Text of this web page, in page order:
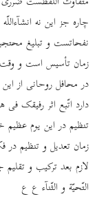
چاره جز این نه
نفحاتست و تبلیغ
زمان تأسیس است و وقت
در محافل روحانی از
دارد اتّبع اثر رفیقک
تنظیم در این یوم
زمان تعدیل و تنظیم در
لازم بعد ترکیب و
التّحیّة و الثّنآء ع ع